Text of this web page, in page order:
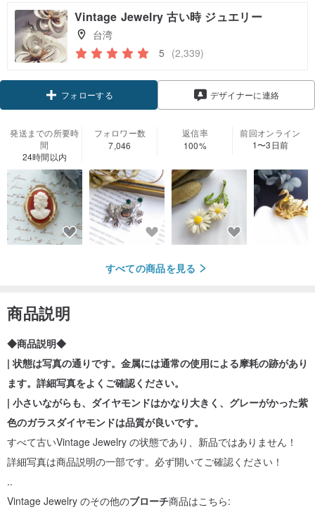
Vintage Jewelry 古い時 ジュエリー
台湾
5 (2,339)
フォローする デザイナーに連絡
発送までの所要時
間
24時間以内
フォロワー数
7,046
返信率
100%
前回オンライン
1〜3日前
すべての商品を見る
商品説明
◆商品説明◆
| 状態は写真の通りです。金属には通常の使用による摩耗の跡があり
ます。詳細写真をよくご確認ください。
| 小さいながらも、ダイヤモンドはかなり大きく、グレーがかった紫
色のガラスダイヤモンドは品質が良いです。
すべて古いVintage Jewelry の状態であり、新品ではありません！
詳細写真は商品説明の一部です。必ず開いてご確認ください！
..
Vintage Jewelry のその他のブローチ商品はこちら: